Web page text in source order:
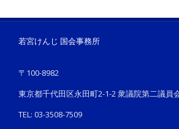
若宮けんじ 国会事務所
〒100-8982
東京都千代田区永田町2-1-2 衆議院第二議員
TEL: 03-3508-7509